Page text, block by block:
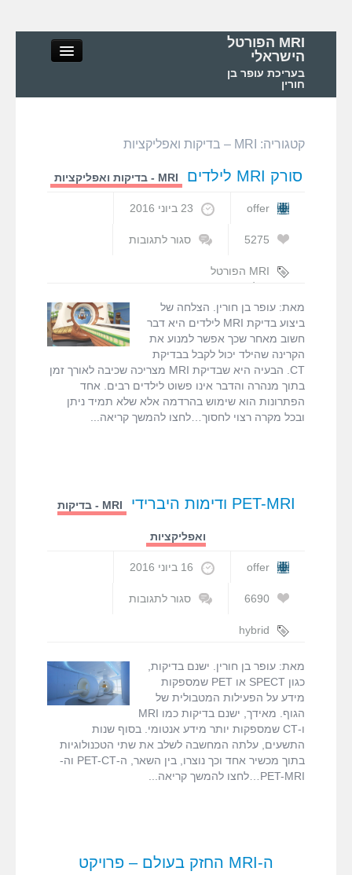
MRI הפורטל
הישראלי
בעריכת עופר בן
חורין
MRI – מושגי יסוד ופיזיקה
MRI – בדיקות ואפליקציות
MRI בישראל ובעולם
fMRI ודימות המוח
MRI המדריך המלא
קטגוריה: MRI – בדיקות ואפליקציות
סורק MRI לילדים MRI - בדיקות ואפליקציות
offer 23 ביוני 2016
5275
סגור לתגובות
סורק
לילדים
MRI הפורטל
הישראלי
לילדים, סריקת
MRI
,עופר בן
חורין
מאת: עופר בן חורין. הצלחה של
ביצוע בדיקת MRI לילדים היא דבר
חשוב מאחר שכך אפשר למנוע את
הקרינה שהילד יכול לקבל בבדיקת
CT. הבעיה היא שבדיקת MRI מצריכה שכיבה לאורך זמן
בתוך מנהרה והדבר אינו פשוט לילדים רבים. אחד
הפתרונות הוא שימוש בהרדמה אלא שלא תמיד ניתן
ובכל מקרה רצוי לחסוך…לחצו להמשך קריאה
PET-MRI ודימות היברידי MRI - בדיקות
ואפליקציות
offer 16 ביוני 2016
6690
סגור לתגובות
היברידי
hybrid
PET ,PET MRI
,
דימות היברידי,
דימות משולב,
עופר בן חורין
מאת: עופר בן חורין. ישנם בדיקות,
כגון SPECT או PET שמספקות
מידע על הפעילות המטבולית של
הגוף. מאידך, ישנם בדיקות כמו MRI
ו-CT שמספקות יותר מידע אנטומי. בסוף שנות
התשעים, עלתה המחשבה לשלב את שתי הטכנולוגיות
בתוך מכשיר אחד וכך נוצרו, בין השאר, ה-PET-CT וה-
PET-MRI…לחצו להמשך קריאה
ה-MRI החזק בעולם – פרויקט